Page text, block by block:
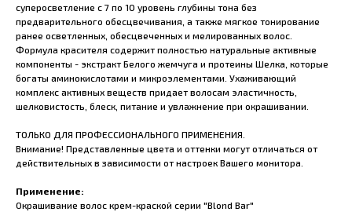
суперосветление с 7 по 10 уровень глубины тона без
предварительного обесцвечивания, а также мягкое тонирование
ранее осветленных, обесцвеченных и мелированных волос.
Формула красителя содержит полностью натуральные активные
компоненты - экстракт Белого жемчуга и протеины Шелка, которые
богаты аминокислотами и микроэлементами. Ухаживающий
комплекс активных веществ придает волосам эластичность,
шелковистость, блеск, питание и увлажнение при окрашивании.
ТОЛЬКО ДЛЯ ПРОФЕССИОНАЛЬНОГО ПРИМЕНЕНИЯ.
Внимание! Представленные цвета и оттенки могут отличаться от
действительных в зависимости от настроек Вашего монитора.
Применение:
Окрашивание волос крем-краской серии "Blond Bar"